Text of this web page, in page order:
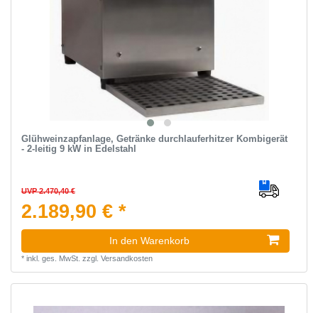
Glühweinzapfanlage, Getränke durchlauferhitzer Kombigerät
- 2-leitig 9 kW in Edelstahl
UVP 2.470,40 €
2.189,90 € *
In den Warenkorb
* inkl. ges. MwSt. zzgl. Versandkosten